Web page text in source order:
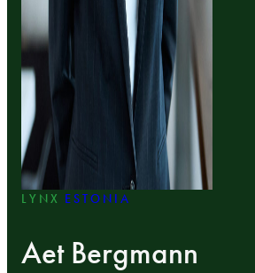
LYNX ESTONIA
Aet Bergmann